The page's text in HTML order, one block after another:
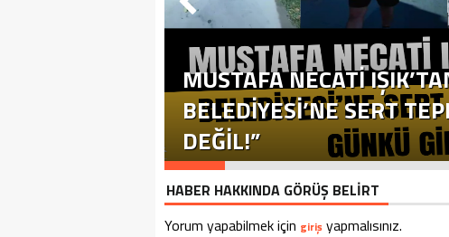
MUSTAFA NECATİ
BELEDİYESİ’NE SERT
DEĞİL!”
HABER HAKKINDA GÖRÜŞ BELİRT
Yorum yapabilmek için giriş yapmalısınız.